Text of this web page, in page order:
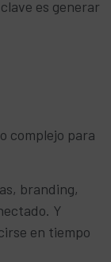
es generar
complejo para
branding,
Y
en tiempo